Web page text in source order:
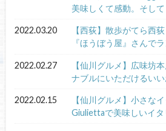
美味しくて感動。そして
2022.03.20
【西荻】散歩がてら西
『ほうぼう屋』さんで
2022.02.27
【仙川グルメ】広味坊
ナブルにいただけるいい
2022.02.15
【仙川グルメ】小さな
Giuliettaで美味しいイタ